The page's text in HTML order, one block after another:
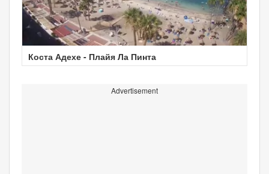
Коста Адехе - Плайя Ла Пинта
Advertisement